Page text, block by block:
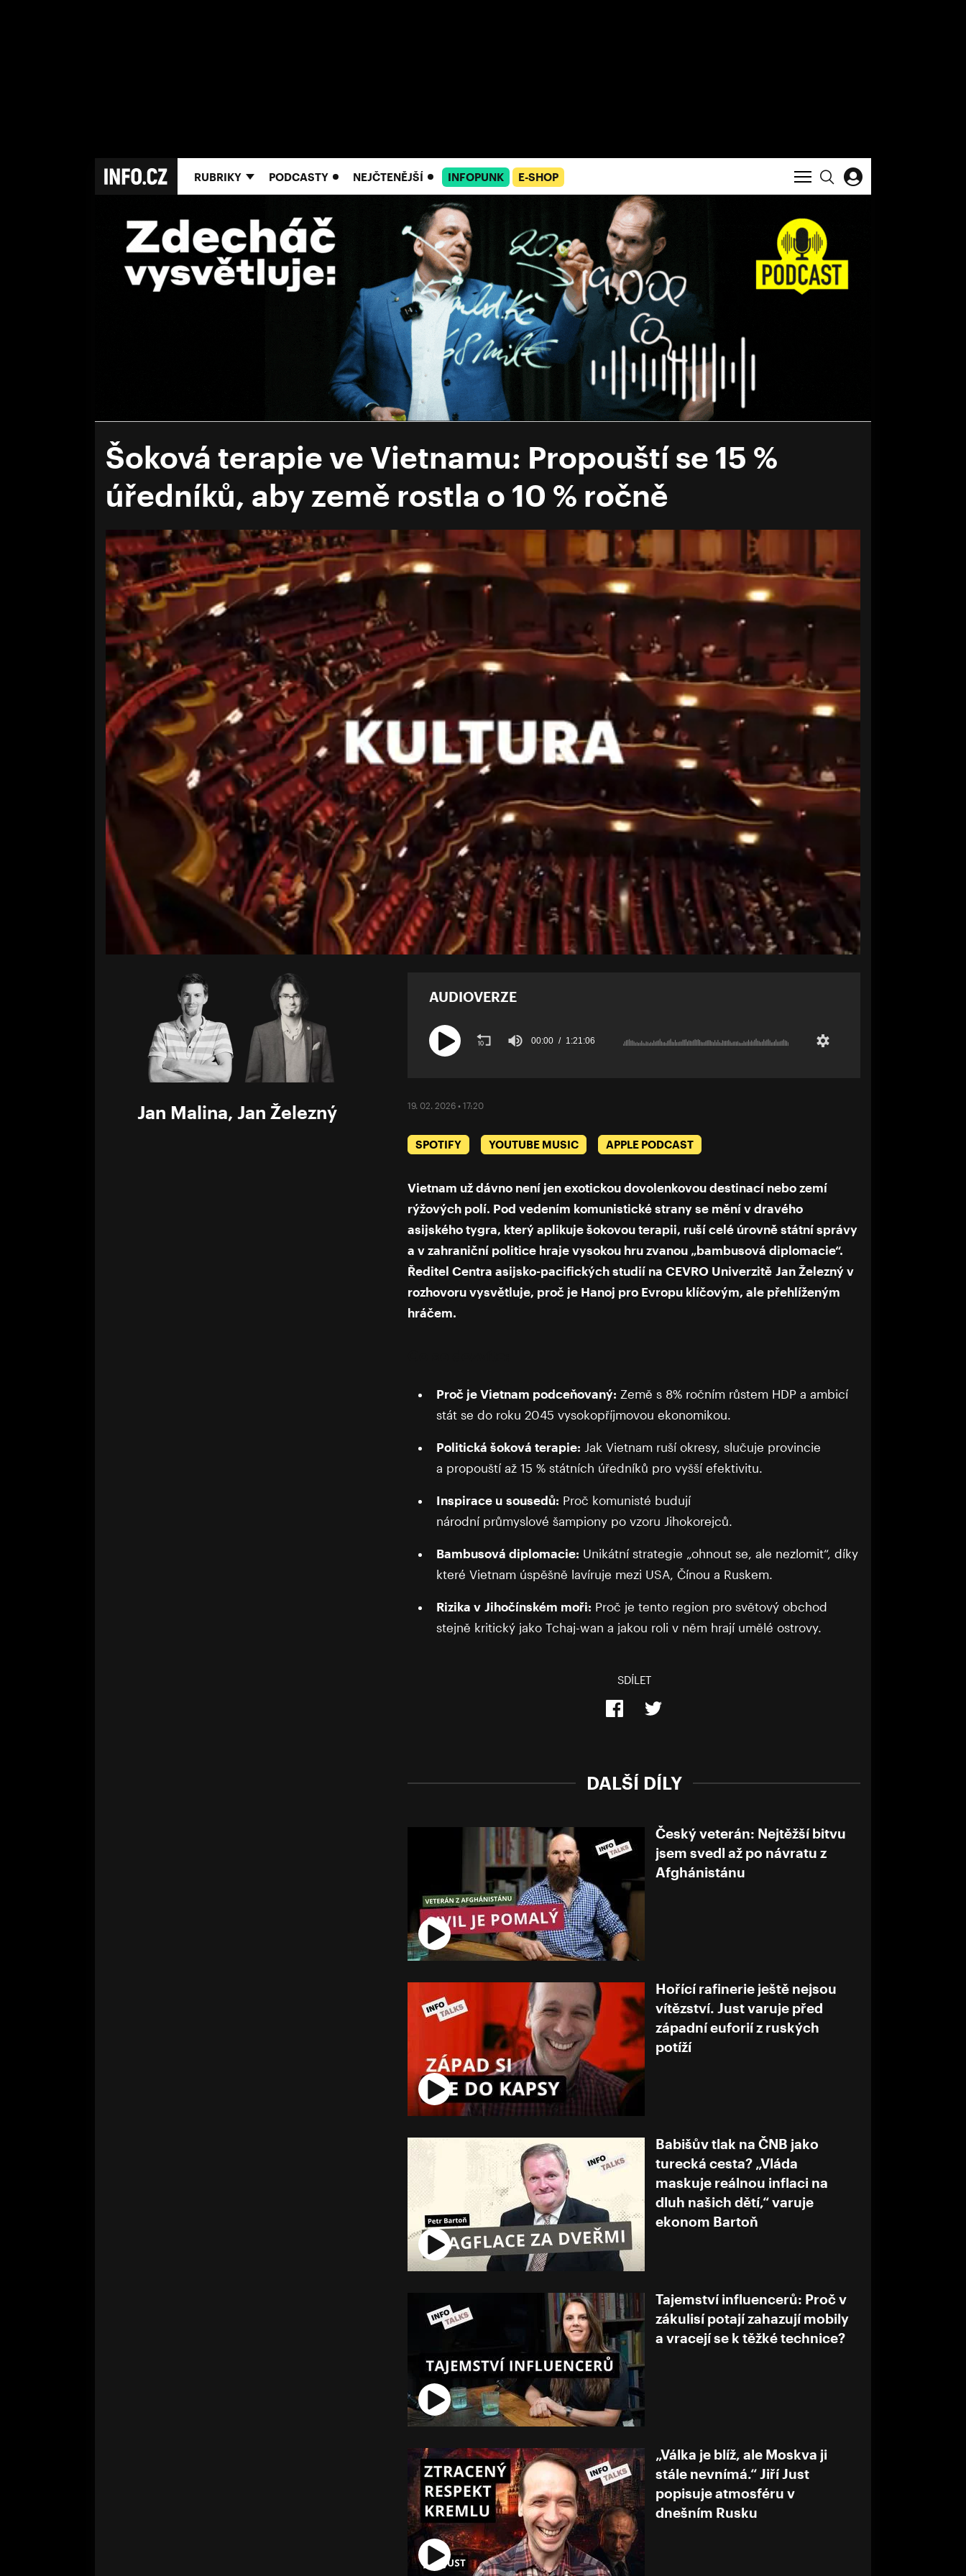
RUBRIKY PODCASTY NEJČTENĚJŠÍ INFOPUNK E-SHOP
Šoková terapie ve Vietnamu: Propouští se 15 %
úředníků, aby země rostla o 10 % ročně
Jan Malina, Jan Železný
AUDIOVERZE
00:00 1:21:06
19. 02. 2026 • 17:20
SPOTIFY YOUTUBE MUSIC APPLE PODCAST
Vietnam už dávno není jen exotickou dovolenkovou destinací nebo zemí
rýžových polí. Pod vedením komunistické strany se mění v dravého
asijského tygra, který aplikuje šokovou terapii, ruší celé úrovně státní správy
a v zahraniční politice hraje vysokou hru zvanou „bambusová diplomacie“.
Ředitel Centra asijsko-pacifických studií na CEVRO Univerzitě Jan Železný v
rozhovoru vysvětluje, proč je Hanoj pro Evropu klíčovým, ale přehlíženým
hráčem.
Proč je Vietnam podceňovaný: Země s 8% ročním růstem HDP a ambicí
stát se do roku 2045 vysokopříjmovou ekonomikou.
Politická šoková terapie: Jak Vietnam ruší okresy, slučuje provincie
a propouští až 15 % státních úředníků pro vyšší efektivitu.
Inspirace u sousedů: Proč komunisté budují
národní průmyslové šampiony po vzoru Jihokorejců.
Bambusová diplomacie: Unikátní strategie „ohnout se, ale nezlomit“, díky
které Vietnam úspěšně lavíruje mezi USA, Čínou a Ruskem.
Rizika v Jihočínském moři: Proč je tento region pro světový obchod
stejně kritický jako Tchaj-wan a jakou roli v něm hrají umělé ostrovy.
SDÍLET
DALŠÍ DÍLY
Český veterán: Nejtěžší bitvu
jsem svedl až po návratu z
Afghánistánu
Hořící rafinerie ještě nejsou
vítězství. Just varuje před
západní euforií z ruských
potíží
Babišův tlak na ČNB jako
turecká cesta? „Vláda
maskuje reálnou inflaci na
dluh našich dětí,“ varuje
ekonom Bartoň
Tajemství influencerů: Proč v
zákulisí potají zahazují mobily
a vracejí se k těžké technice?
„Válka je blíž, ale Moskva ji
stále nevnímá.“ Jiří Just
popisuje atmosféru v
dnešním Rusku